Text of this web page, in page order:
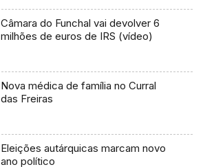
Câmara do Funchal vai devolver 6
milhões de euros de IRS (vídeo)
Nova médica de família no Curral
das Freiras
Eleições autárquicas marcam novo
ano político